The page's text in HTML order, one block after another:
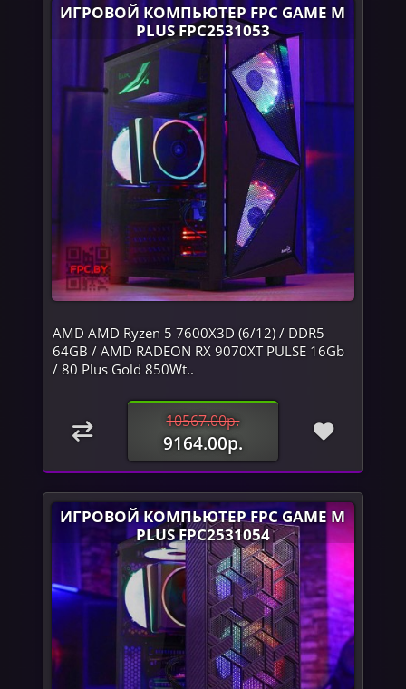
ИГРОВОЙ КОМПЬЮТЕР FPC GAME M
PLUS FPC2531053
AMD AMD Ryzen 5 7600X3D (6/12) / DDR5
64GB / AMD RADEON RX 9070XT PULSE 16Gb
/ 80 Plus Gold 850Wt..
10567.00р.
9164.00р.
ИГРОВОЙ КОМПЬЮТЕР FPC GAME M
PLUS FPC2531054